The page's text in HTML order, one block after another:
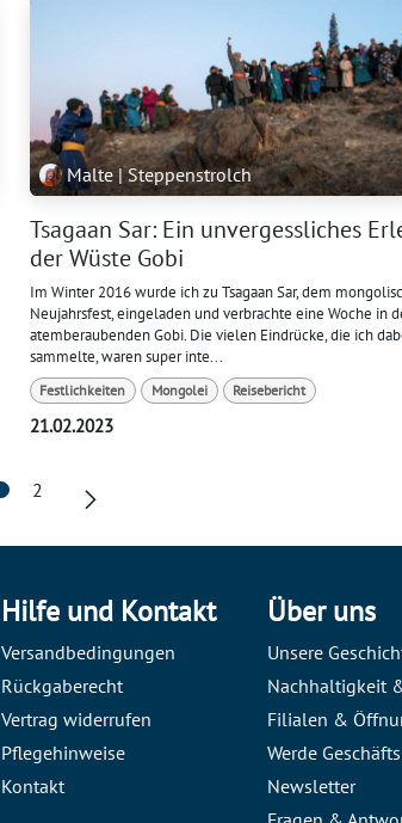
Malte | Steppenstrolch
Tsagaan Sar: Ein unvergessliches
der Wüste Gobi
Im Winter 2016 wurde ich zu Tsagaan Sar, dem
Neujahrsfest, eingeladen und verbrachte eine Woche in
atemberaubenden Gobi. Die vielen Eindrücke, die ich
sammelte, waren super inte...
Festlichkeiten Mongolei Reisebericht
21.02.2023
2
Hilfe und Kontakt
Versandbedingungen
Rückgaberecht
Vertrag widerrufen
Pflegehinweise
Kontakt
Über uns
Unsere
Nachhaltigkeit
Filialen &
Werde
Newsletter